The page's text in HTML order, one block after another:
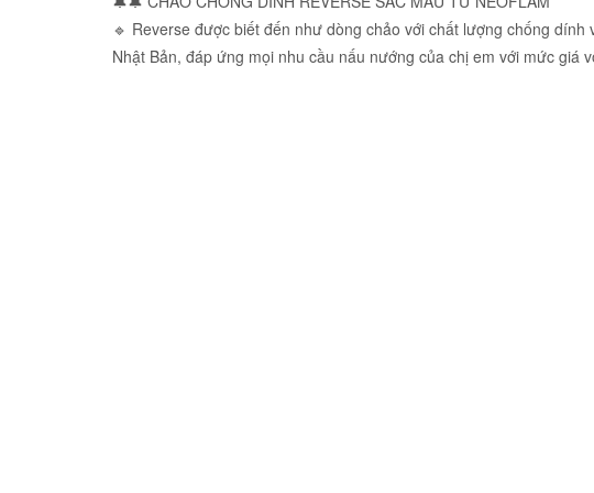
🔹 Reverse được biết đến như dòng chảo với chất lượng chống dính
Nhật Bản, đáp ứng mọi nhu cầu nấu nướng của chị em với mức giá